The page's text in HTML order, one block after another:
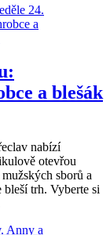
a blešák
nabízí
otevřou
sborů a
trh. Vyberte si